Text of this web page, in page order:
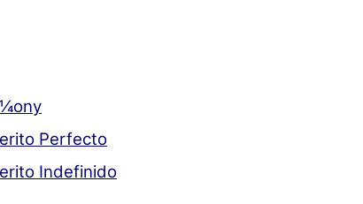
Perfecto
Indefinido